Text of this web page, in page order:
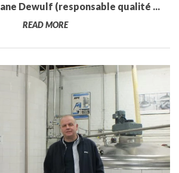
Dewulf (responsable qualité ...
READ MORE